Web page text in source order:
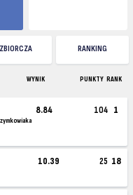
ZBIORCZA RANKING
WYNIK PUNKTY RANK
8.84 104 1
10.39 25 18